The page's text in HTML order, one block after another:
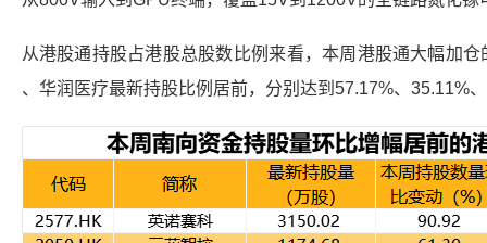
从港股通持股占港股总股数比例来看，本周 港股通大幅加仓
、 华润医疗最新持股比例居前，分别达到57.17%、35.11%